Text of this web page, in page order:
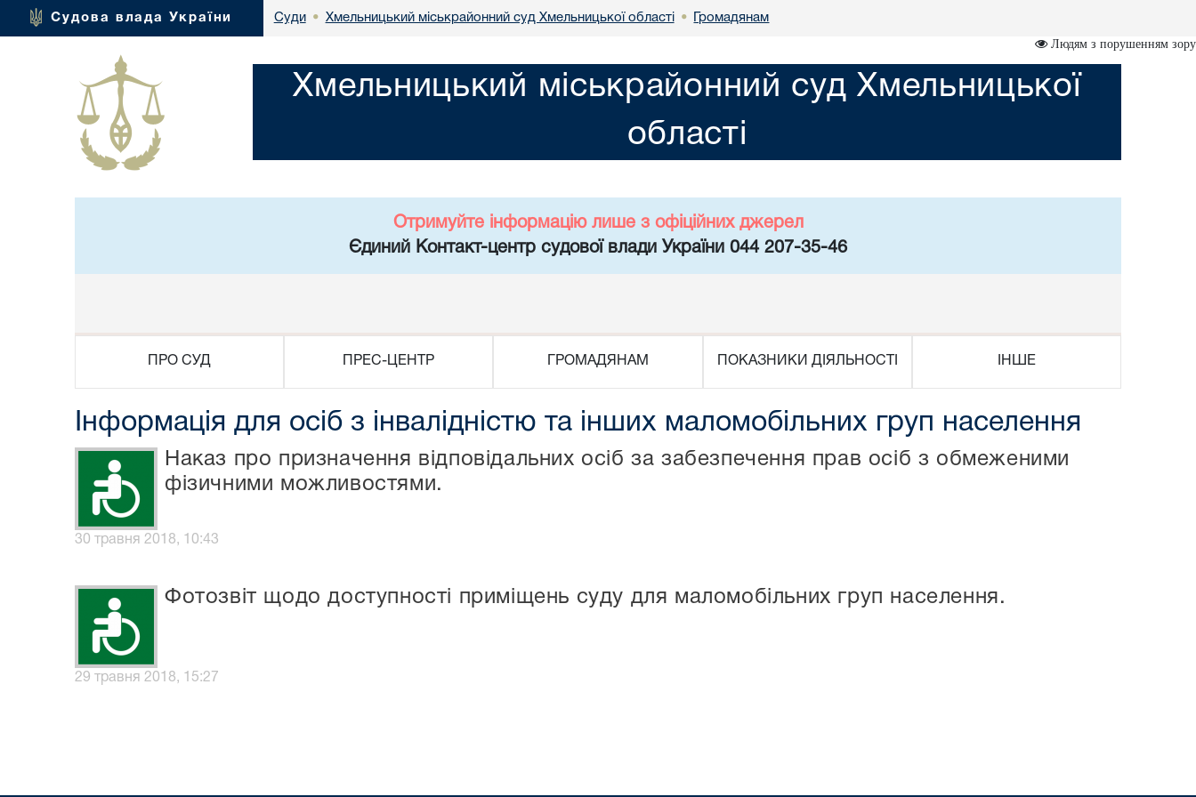
Судова влада України Суди • Хмельницький міськрайонний суд Хмельницької області • Громадянам
Людям з порушенням зору
Хмельницький міськрайонний суд Хмельницької
області
Отримуйте інформацію лише з офіційних джерел
Єдиний Контакт-центр судової влади України 044 207-35-46
ПРО СУД ПРЕС-ЦЕНТР ГРОМАДЯНАМ ПОКАЗНИКИ ДІЯЛЬНОСТІ ІНШЕ
Інформація для осіб з інвалідністю та інших маломобільних груп населення
Наказ про призначення відповідальних осіб за забезпечення прав осіб з обмеженими
фізичними можливостями.
30 травня 2018, 10:43
Фотозвіт щодо доступності приміщень суду для маломобільних груп населення.
29 травня 2018, 15:27